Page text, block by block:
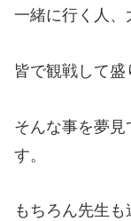
一緒に行く人、
皆で観戦して盛
そんな事を夢見
す。
もちろん先生も